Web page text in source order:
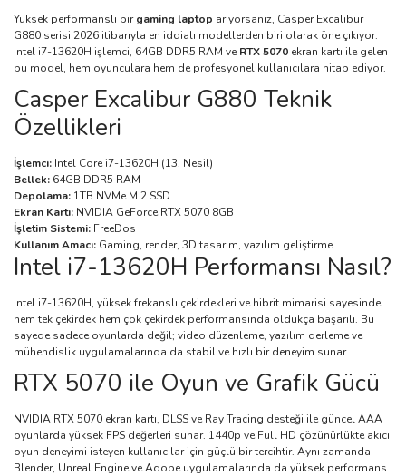
Yüksek performanslı birgaming laptop arıyorsanız, Casper Excalibur
G880 serisi 2026 itibarıyla en iddialı modellerden biri olarak öne çıkıyor.
Intel i7-13620H işlemci, 64GB DDR5 RAM ve RTX 5070 ekran kartı ile gelen
bu model, hem oyunculara hem de profesyonel kullanıcılara hitap ediyor.
Casper Excalibur G880 Teknik
Özellikleri
İşlemci: Intel Core i7-13620H (13. Nesil)
Bellek: 64GB DDR5 RAM
Depolama: 1TB NVMe M.2 SSD
Ekran Kartı: NVIDIA GeForce RTX 5070 8GB
İşletim Sistemi: FreeDos
Kullanım Amacı: Gaming, render, 3D tasarım, yazılım geliştirme
Intel i7-13620H Performansı Nasıl?
Intel i7-13620H, yüksek frekanslı çekirdekleri ve hibrit mimarisi sayesinde
hem tek çekirdek hem çok çekirdek performansında oldukça başarılı. Bu
sayede sadece oyunlarda değil; video düzenleme, yazılım derleme ve
mühendislik uygulamalarında da stabil ve hızlı bir deneyim sunar.
RTX 5070 ile Oyun ve Grafik Gücü
NVIDIA RTX 5070 ekran kartı, DLSS ve Ray Tracing desteği ile güncel AAA
oyunlarda yüksek FPS değerleri sunar. 1440p ve Full HD çözünürlükte akıcı
oyun deneyimi isteyen kullanıcılar için güçlü bir tercihtir. Aynı zamanda
Blender, Unreal Engine ve Adobe uygulamalarında da yüksek performans